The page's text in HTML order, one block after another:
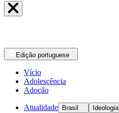
Edição portuguese
Vício
Adolescência
Adoção
Atualidade Brasil Ideologia